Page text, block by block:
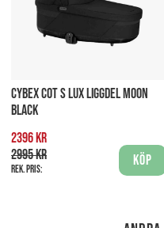
CYBEX COT S LUX LIGGDEL MOON
BLACK
2396 kr
2995 kr
Rek. pris:
Köp